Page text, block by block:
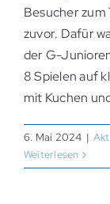
Besucher zum
zuvor. Dafür
der G-
8 Spielen auf
mit Kuchen
6. Mai 2024 |
Weiterlesen